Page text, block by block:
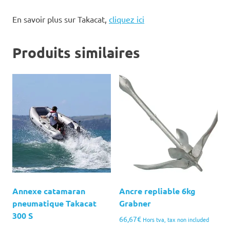
En savoir plus sur Takacat, cliquez ici
Produits similaires
Annexe catamaran
pneumatique Takacat
300 S
Ancre repliable 6kg
Grabner
66,67€ Hors tva, tax non included